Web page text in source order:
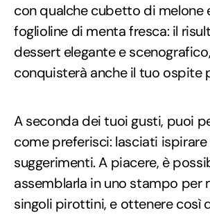
con qualche cubetto di melone
foglioline di menta fresca: il
dessert elegante e
conquisterà anche il tuo ospite
A seconda dei tuoi gusti, puoi
come preferisci: lasciati
suggerimenti. A piacere, è
assemblarla in uno stampo per
singoli pirottini, e ottenere così